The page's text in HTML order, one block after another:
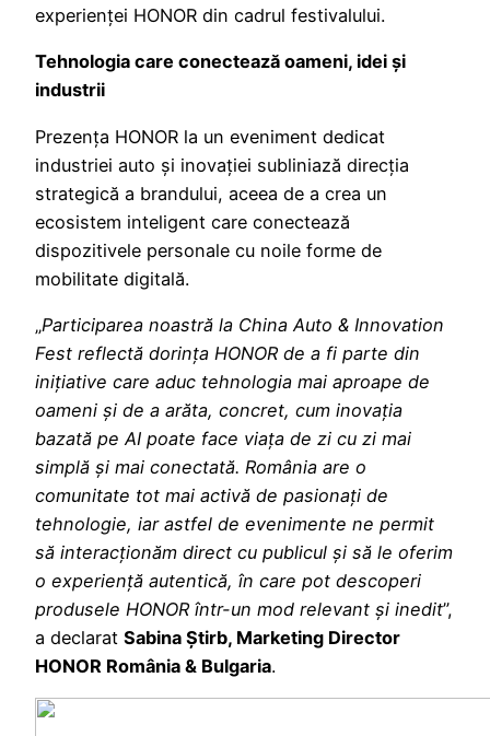
experienței HONOR din cadrul festivalului.
Tehnologia care conectează oameni, idei și
industrii
Prezența HONOR la un eveniment dedicat
industriei auto și inovației subliniază direcția
strategică a brandului, aceea de a crea un
ecosistem inteligent care conectează
dispozitivele personale cu noile forme de
mobilitate digitală.
„Participarea noastră la China Auto & Innovation
Fest reflectă dorința HONOR de a fi parte din
inițiative care aduc tehnologia mai aproape de
oameni și de a arăta, concret, cum inovația
bazată pe AI poate face viața de zi cu zi mai
simplă și mai conectată. România are o
comunitate tot mai activă de pasionați de
tehnologie, iar astfel de evenimente ne permit
să interacționăm direct cu publicul și să le oferim
o experiență autentică, în care pot descoperi
produsele HONOR într-un mod relevant și inedit”,
a declarat Sabina Știrb, Marketing Director
HONOR România & Bulgaria.